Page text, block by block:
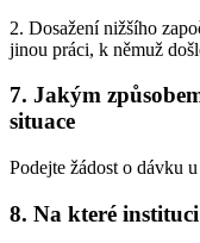
2. Dosažení nižšího
jinou práci, k němuž
7. Jakým
situace
Podejte žádost o dávku
8. Na které